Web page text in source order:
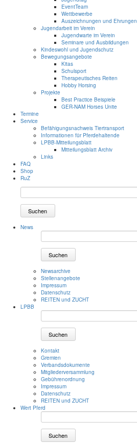
EventTeam
Wettbewerbe
Auszeichnungen und Ehrungen
Jugendarbeit im Verein
Jugendwarte im Verein
Seminare und Ausbildungen
Kindeswohl und Jugendschutz
Bewegungsangebote
Kitas
Schulsport
Therapeutisches Reiten
Hobby Horsing
Projekte
Best Practice Beispiele
GER-NAM Horses Unite
Termine
Service
Befähigungsnachweis Tiertransport
Informationen für Pferdehaltende
LPBB-Mitteilungsblatt
Mitteilungsblatt Archiv
Links
FAQ
Shop
RuZ
Suchen
News
Suchen
Newsarchive
Stellenangebote
Impressum
Datenschutz
REITEN und ZUCHT
LPBB
Suchen
Kontakt
Gremien
Verbandsdokumente
Mitgliederversammlung
Gebührenordnung
Impressum
Datenschutz
REITEN und ZUCHT
Wert Pferd
Suchen